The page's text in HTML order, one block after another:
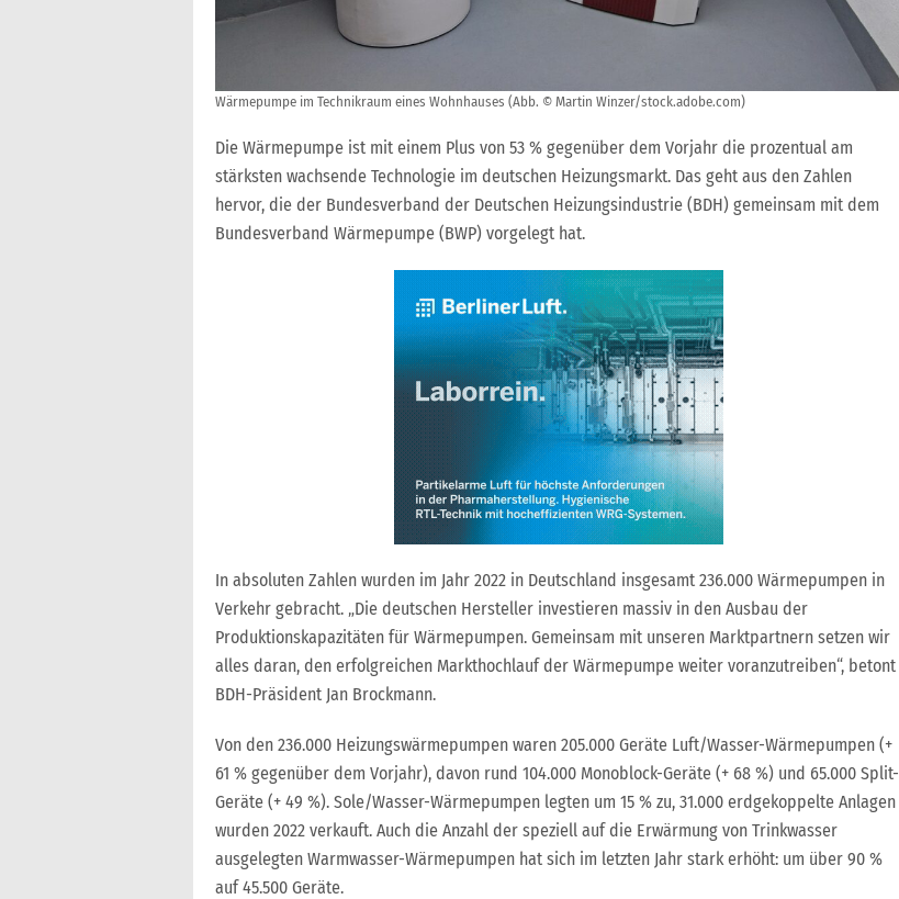
Wärmepumpe im Technikraum eines Wohnhauses (Abb. © Martin Winzer/stock.adobe.com)
Die Wärmepumpe ist mit einem Plus von 53 % gegenüber dem Vorjahr die prozentual am
stärksten wachsende Technologie im deutschen Heizungsmarkt. Das geht aus den Zahlen
hervor, die der Bundesverband der Deutschen Heizungsindustrie (BDH) gemeinsam mit dem
Bundesverband Wärmepumpe (BWP) vorgelegt hat.
In absoluten Zahlen wurden im Jahr 2022 in Deutschland insgesamt 236.000 Wärmepumpen in
Verkehr gebracht. „Die deutschen Hersteller investieren massiv in den Ausbau der
Produktionskapazitäten für Wärmepumpen. Gemeinsam mit unseren Marktpartnern setzen wir
alles daran, den erfolgreichen Markthochlauf der Wärmepumpe weiter voranzutreiben“, betont
BDH-Präsident Jan Brockmann.
Von den 236.000 Heizungswärmepumpen waren 205.000 Geräte Luft/Wasser-Wärmepumpen (+
61 % gegenüber dem Vorjahr), davon rund 104.000 Monoblock-Geräte (+ 68 %) und 65.000 Split-
Geräte (+ 49 %). Sole/Wasser-Wärmepumpen legten um 15 % zu, 31.000 erdgekoppelte Anlagen
wurden 2022 verkauft. Auch die Anzahl der speziell auf die Erwärmung von Trinkwasser
ausgelegten Warmwasser-Wärmepumpen hat sich im letzten Jahr stark erhöht: um über 90 %
auf 45.500 Geräte.